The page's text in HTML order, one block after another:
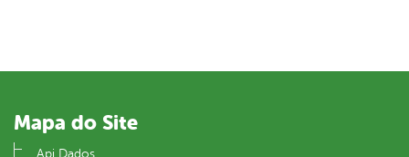
Mapa do Site
Api Dados